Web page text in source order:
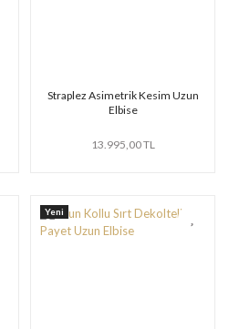
Straplez Asimetrik Kesim Uzun
Elbise
13.995,00 TL
Yeni